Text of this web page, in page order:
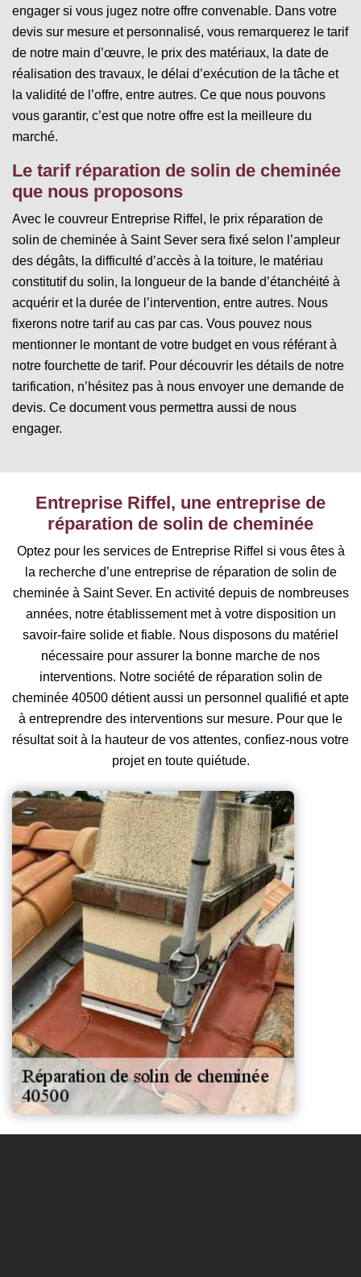
engager si vous jugez notre offre convenable. Dans votre
devis sur mesure et personnalisé, vous remarquerez le tarif
de notre main d’œuvre, le prix des matériaux, la date de
réalisation des travaux, le délai d’exécution de la tâche et
la validité de l’offre, entre autres. Ce que nous pouvons
vous garantir, c’est que notre offre est la meilleure du
marché.
Le tarif réparation de solin de cheminée
que nous proposons
Avec le couvreur Entreprise Riffel, le prix réparation de
solin de cheminée à Saint Sever sera fixé selon l’ampleur
des dégâts, la difficulté d’accès à la toiture, le matériau
constitutif du solin, la longueur de la bande d’étanchéité à
acquérir et la durée de l’intervention, entre autres. Nous
fixerons notre tarif au cas par cas. Vous pouvez nous
mentionner le montant de votre budget en vous référant à
notre fourchette de tarif. Pour découvrir les détails de notre
tarification, n’hésitez pas à nous envoyer une demande de
devis. Ce document vous permettra aussi de nous
engager.
Entreprise Riffel, une entreprise de
réparation de solin de cheminée
Optez pour les services de Entreprise Riffel si vous êtes à
la recherche d’une entreprise de réparation de solin de
cheminée à Saint Sever. En activité depuis de nombreuses
années, notre établissement met à votre disposition un
savoir-faire solide et fiable. Nous disposons du matériel
nécessaire pour assurer la bonne marche de nos
interventions. Notre société de réparation solin de
cheminée 40500 détient aussi un personnel qualifié et apte
à entreprendre des interventions sur mesure. Pour que le
résultat soit à la hauteur de vos attentes, confiez-nous votre
projet en toute quiétude.